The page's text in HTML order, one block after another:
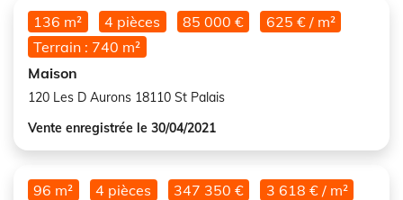
136 m² 4 pièces 85 000 €
625 € / m²
Terrain : 740 m²
Maison
120 Les D Aurons 18110 St Palais
Vente enregistrée le 30/04/2021
96 m² 4 pièces 347 350 €
3 618 € / m²